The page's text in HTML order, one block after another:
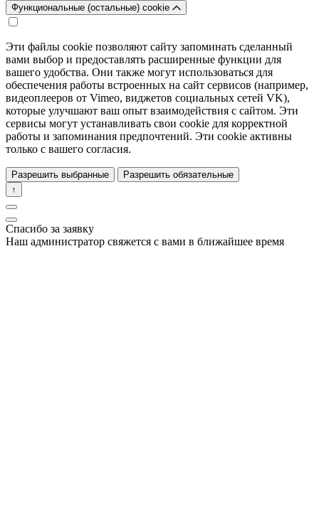
Функциональные (остальные) cookie
Эти файлы cookie позволяют сайту запоминать сделанный
вами выбор и предоставлять расширенные функции для
вашего удобства. Они также могут использоваться для
обеспечения работы встроенных на сайт сервисов (например,
видеоплееров от Vimeo, виджетов социальных сетей VK),
которые улучшают ваш опыт взаимодействия с сайтом. Эти
сервисы могут устанавливать свои cookie для корректной
работы и запоминания предпочтений. Эти cookie активны
только с вашего согласия.
Разрешить выбранные
Разрешить обязательные
↑
Спасибо за заявку
Наш администратор свяжется с вами в ближайшее время